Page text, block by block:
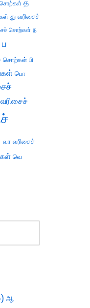
சொற்கள் த
து வரிசைச்
சொற்கள் ந
ப
சொற்கள் பி
பொ
வரிசைச்
வா வரிசைச்
வெ
ஆ